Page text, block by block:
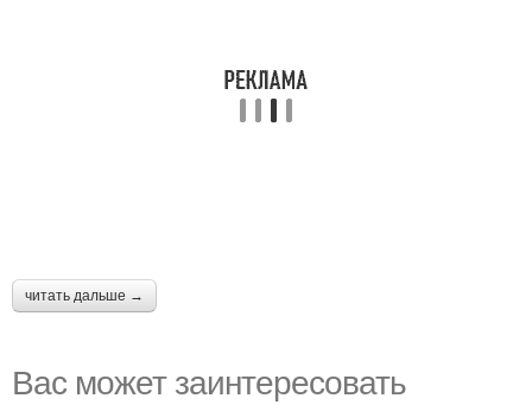
читать дальше →
Вас может заинтересовать